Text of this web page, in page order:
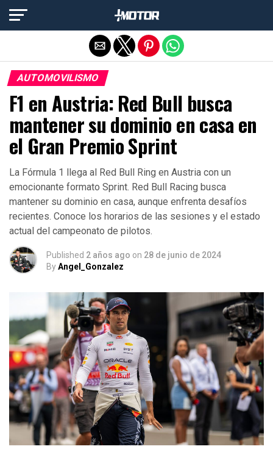
AUTOMOVILISMO
F1 en Austria: Red Bull busca
mantener su dominio en casa en
el Gran Premio Sprint
La Fórmula 1 llega al Red Bull Ring en Austria con un
emocionante formato Sprint. Red Bull Racing busca
mantener su dominio en casa, aunque enfrenta desafíos
recientes. Conoce los horarios de las sesiones y el estado
actual del campeonato de pilotos.
Published 2 años ago on 28 de junio de 2024
ByAngel_Gonzalez
Salir de la versión móvil